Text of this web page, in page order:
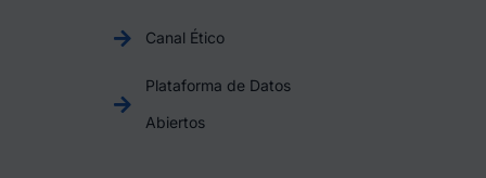
Canal Ético
Plataforma de Datos
Abiertos